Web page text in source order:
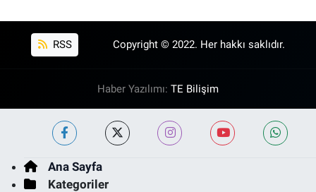
RSS Copyright © 2022. Her hakkı saklıdır.
Haber Yazılımı: TE Bilişim
Ana Sayfa
Kategoriler